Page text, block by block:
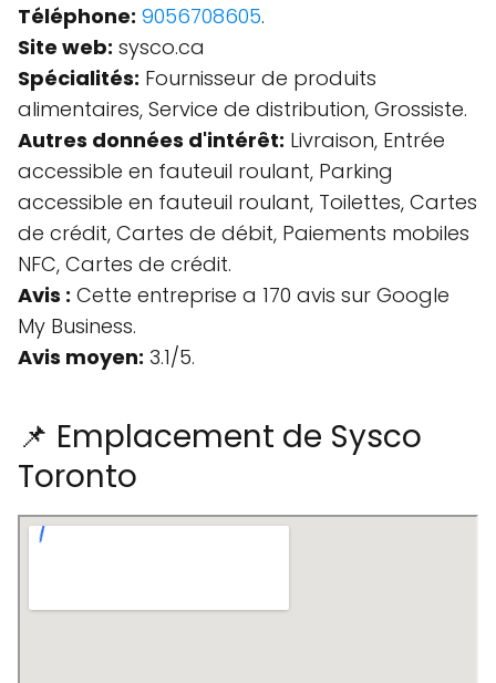
Téléphone: 9056708605.
Site web: sysco.ca
Spécialités: Fournisseur de produits
alimentaires, Service de distribution, Grossiste.
Autres données d'intérêt: Livraison, Entrée
accessible en fauteuil roulant, Parking
accessible en fauteuil roulant, Toilettes, Cartes
de crédit, Cartes de débit, Paiements mobiles
NFC, Cartes de crédit.
Avis : Cette entreprise a 170 avis sur Google
My Business.
Avis moyen: 3.1/5.
📌 Emplacement de Sysco
Toronto